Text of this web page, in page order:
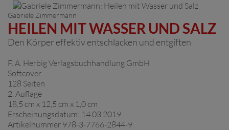
Gabriele Zimmermann
HEILEN MIT WASSER UND SALZ
Den Körper effektiv entschlacken und entgiften
F. A. Herbig Verlagsbuchhandlung GmbH
Softcover
128 Seiten
2. Auflage
18,5 cm x 12,5 cm x 1,0 cm
Erscheinungsdatum: 14.03.2019
Artikelnummer 978-3-7766-2844-9